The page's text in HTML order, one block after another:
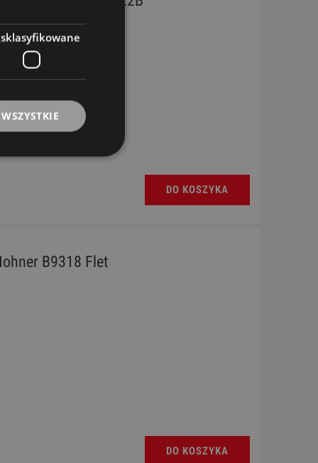
DO KOSZYKA
B9318 Flet
DO KOSZYKA